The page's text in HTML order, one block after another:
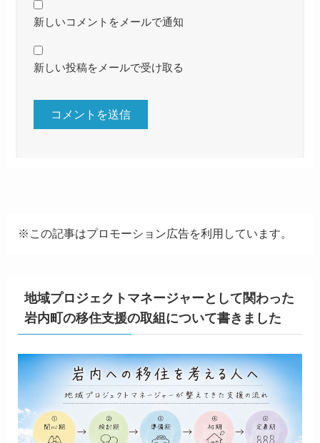
新しいコメントをメールで通知
新しい投稿をメールで受け取る
※この記事はプロモーション広告を利用しています。
地域プロジェクトマネージャーとして関わった
岩内町の移住支援の取組について書きました